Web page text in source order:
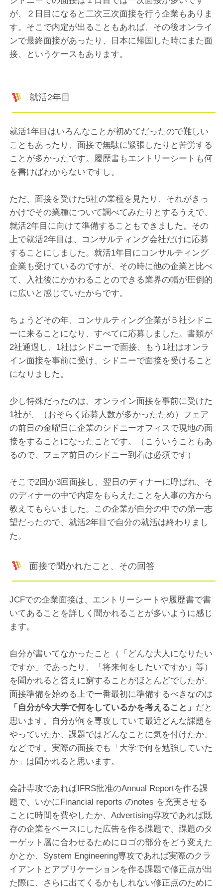
が、２日目になると二次三次面接を行う企業もありま
す。そこで内定が出ることもあれば、その後オンライ
ンで最終面接があったり、日本に帰国した時にまた面
接、というケースもあります。
就活2年目
就活1年目はいろんなことが初めてだったので難しい
こともあったり、面接で無駄に緊張したりと苦労する
ことが多かったです。履歴書もエントリーシートも何
を書けばわからないですし。
ただ、面接を受けた5社の業種を見たり、それがきっ
かけでその業種について調べてみたりとするうえで、
就活2年目に向けて準備することもできました。その
上で就活2年目は、コンサルティング会社だけに応募
することにしました。就活1年目にコンサルティング
企業も受けているのですが、その時に他の企業と比べ
て、入社後にかかわることのできる業界の幅が圧倒的
に広いと感じていたからです。
ちょうどその年、コンサルティング企業が５社シドニ
ーに来ることになり、すべてに応募しました。書類が
2社通過し、1社はシドニーで面接、もう1社はオンラ
イン面接を事前に受け、シドニーで面接を受けること
になりました。
少し特殊だったのは、オンライン面接を事前に受けた
1社が、（おそらく応募人数が多かったため）フェア
の前日の金曜日に企業のシドニーオフィスで現地の面
接をすることになったことです。（こういうこともあ
るので、フェア前日のシドニー到着は必須です）
そこで2回か3回面接し、翌日のディナーに呼ばれ、そ
のディナーの中で内定をもらえたことを人事の方から
教えてもらいました。この企業が自分の中での第一志
望だったので、就活2年目で自分の就活は終わりまし
た。
面接で聞かれたこと、その回答
JCFでの企業面接は、エントリーシートや履歴書で書
いてあることを詳しく聞かれることが多いように感じ
ます。
自分が書いてなかったこと（「どんな大人になりたい
ですか」であったり、「将来何をしたいですか」等）
を聞かれると答えに窮することがほとんどでしたが、
面接準備を始める上で一番最初に準備するべきなのは
「自分が今大学で何をしているかを考えること」 だと
思います。自分が何を専攻していて最近どんな課題を
やっていたか、課題ではどんなことに気を付けたか、
などです。実際の面接でも「大学で何を勉強していた
か」は聞かれると思います。
会計専攻であればIFRS批准のAnnual Reportを作る課
題で、いかにFinancial reports のnotes を充実させる
ことに時間を費やしたか、Advertising専攻であれば既
存の企業をベースにした広告を作る課題で、課題のタ
ーゲット層に合わせるためにロゴの部分をどう変えた
かとか、System Engineering専攻であれば実際のクラ
イアントとアプリケーションを作る課題で修正点が出
た際に、さらに出てくるかもしれない修正点のために